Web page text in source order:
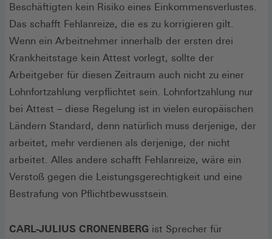
Beschäftigten kein Risiko eines Einkommensverlustes.
Das schafft Fehlanreize, die es zu korrigieren gilt.
Wenn ein Arbeitnehmer innerhalb der ersten drei
Krankheitstage kein Attest vorlegt, sollte der
Arbeitgeber für diesen Zeitraum auch nicht zu einer
Lohnfortzahlung verpflichtet sein. Lohnfortzahlung nur
bei Attest – diese Regelung ist in vielen europäischen
Ländern Standard, denn natürlich muss derjenige, der
arbeitet, mehr verdienen als derjenige, der nicht
arbeitet. Alles andere schafft Fehlanreize, wäre ein
Verstoß gegen die Leistungsgerechtigkeit und eine
Bestrafung von Pflichtbewusstsein.
CARL-JULIUS CRONENBERG ist Sprecher für